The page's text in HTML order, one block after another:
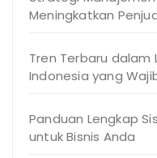
Meningkatkan
Tren Terbaru dalam
Indonesia yang
Panduan Lengkap
untuk Bisnis Anda